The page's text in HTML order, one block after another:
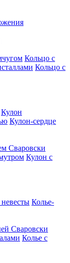
Кольцо с
Кольцо с
Кулон
Кулон-сердце
Сваровски
Кулон с
Колье-
Сваровски
Колье с